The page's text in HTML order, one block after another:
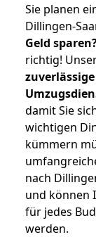
Sie planen
Dillingen-
Geld
richtig!
zuverlässige
damit Sie
wichtigen
kümmern
nach
und können
für jedes
werden.